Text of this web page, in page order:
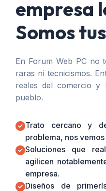
empresa
Somos
En Forum Web PC no
raras ni tecnicismos.
reales del comercio y
pueblo.
Trato cercano y
problema, nos
Soluciones que
agilicen
empresa.
Diseños de